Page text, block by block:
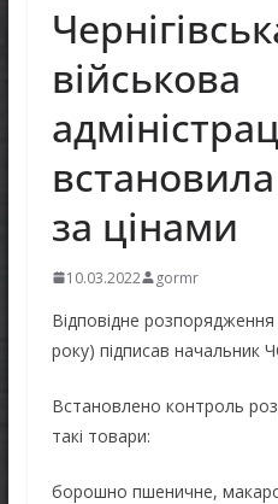
військова
за цінами
10.03.2022 gormr
Відповідне
року) підписав начальник
Встановлено контроль
такі товари:
борошно пшеничне,